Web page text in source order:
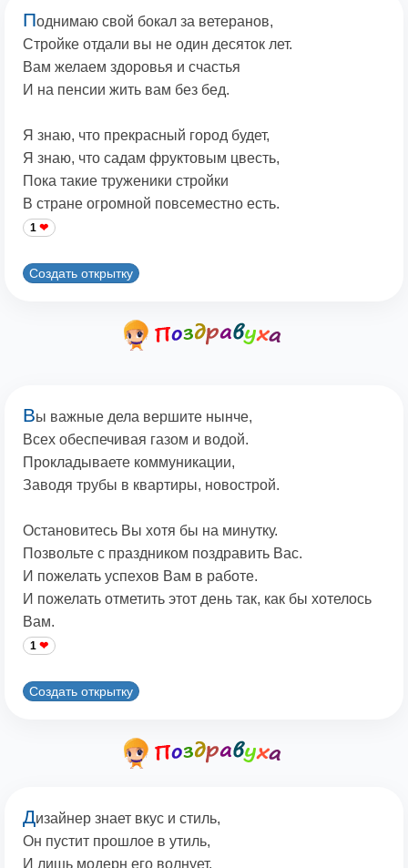
Поднимаю свой бокал за ветеранов,
Стройке отдали вы не один десяток лет.
Вам желаем здоровья и счастья
И на пенсии жить вам без бед.
Я знаю, что прекрасный город будет,
Я знаю, что садам фруктовым цвесть,
Пока такие труженики стройки
В стране огромной повсеместно есть.
1
Создать открытку
Вы важные дела вершите нынче,
Всех обеспечивая газом и водой.
Прокладываете коммуникации,
Заводя трубы в квартиры, новострой.
Остановитесь Вы хотя бы на минутку.
Позвольте с праздником поздравить Вас.
И пожелать успехов Вам в работе.
И пожелать отметить этот день так, как бы хотелось
Вам.
1
Создать открытку
Дизайнер знает вкус и стиль,
Он пустит прошлое в утиль,
И лишь модерн его волнует,